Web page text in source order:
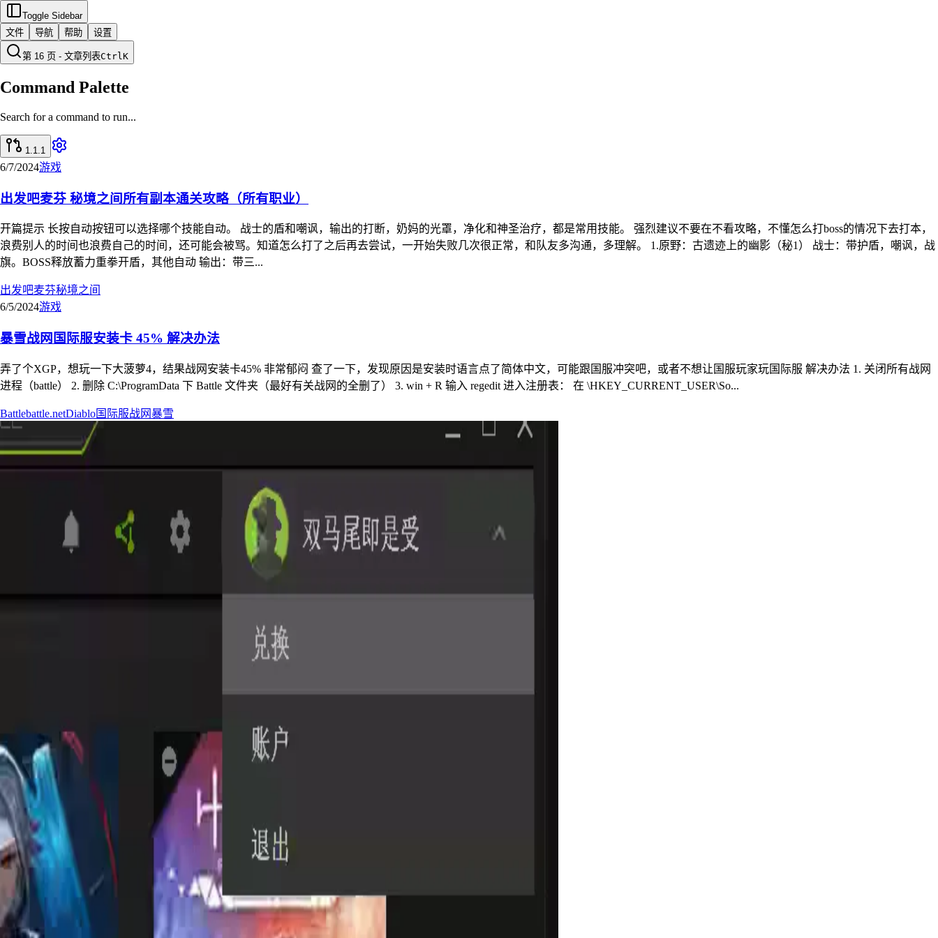
Toggle Sidebar
文件
导航 帮助 设置
第 16 页 - 文章列表CtrlK
Command Palette
Search for a command to run...
1.1.1
6/7/2024游戏
出发吧麦芬 秘境之间所有副本通关攻略（所有职业）
开篇提示 长按自动按钮可以选择哪个技能自动。 战士的盾和嘲讽，输出的打断，奶妈的光罩，净化和神圣治疗，都是常用技能。 强烈建议不要在不看攻略，不懂怎么打boss的情况下去打本，
浪费别人的时间也浪费自己的时间，还可能会被骂。知道怎么打了之后再去尝试，一开始失败几次很正常，和队友多沟通，多理解。 1.原野：古遗迹上的幽影（秘1） 战士：带护盾，嘲讽，战
旗。BOSS释放蓄力重拳开盾，其他自动 输出：带三...
出发吧麦芬秘境之间
6/5/2024游戏
暴雪战网国际服安装卡 45% 解决办法
弄了个XGP，想玩一下大菠萝4，结果战网安装卡45% 非常郁闷 查了一下，发现原因是安装时语言点了简体中文，可能跟国服冲突吧，或者不想让国服玩家玩国际服 解决办法 1. 关闭所有战网
进程（battle） 2. 删除 C:\ProgramData 下 Battle 文件夹（最好有关战网的全删了） 3. win + R 输入 regedit 进入注册表： 在 \HKEY_CURRENT_USER\So...
Battlebattle.netDiablo国际服战网暴雪